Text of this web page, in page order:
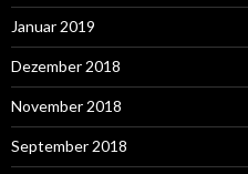
Januar 2019
Dezember 2018
November 2018
September 2018